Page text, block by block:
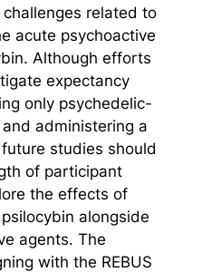
related to
acute psychoactive
Although efforts
expectancy
only psychedelic-
administering a
studies should
of participant
the effects of
alongside
agents. The
with the REBUS